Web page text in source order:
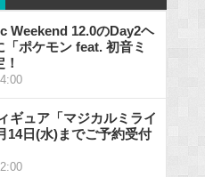
Weekend 12.0のDay2ヘ
「ポケモン feat. 初音ミ
ギュア「マジカルミライ
14日(水)までご予約受付